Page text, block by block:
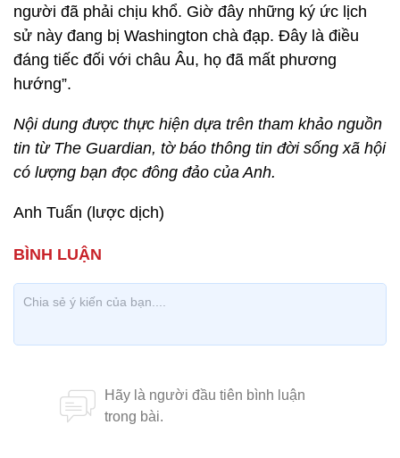
người đã phải chịu khổ. Giờ đây những ký ức lịch
sử này đang bị Washington chà đạp. Đây là điều
đáng tiếc đối với châu Âu, họ đã mất phương
hướng”.
Nội dung được thực hiện dựa trên tham khảo nguồn
tin từ The Guardian, tờ báo thông tin đời sống xã hội
có lượng bạn đọc đông đảo của Anh.
Anh Tuấn (lược dịch)